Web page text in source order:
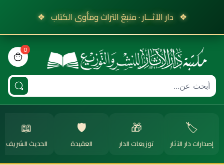
❖ دار الآثـــار · منبعُ التراث ومأوى الكتاب ❖
0
bag
🏷️
إصدارات دار الآثار
🎁
توزيعات الدار
🛡️
العقيدة
📖
الحديث الشريف